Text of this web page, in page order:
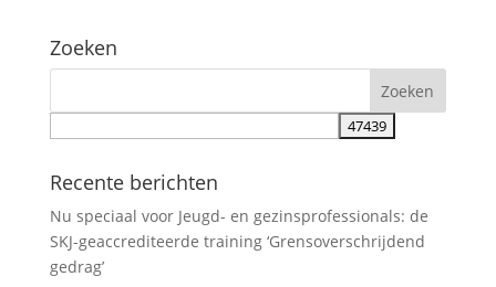
Zoeken
Recente berichten
Nu speciaal voor Jeugd- en gezinsprofessionals: de
SKJ-geaccrediteerde training ‘Grensoverschrijdend
gedrag’